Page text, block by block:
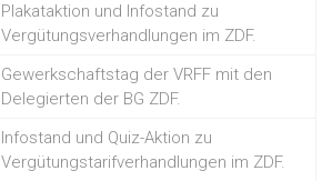
Plakataktion und Infostand zu
Vergütungsverhandlungen im ZDF.
Gewerkschaftstag der VRFF mit den
Delegierten der BG ZDF.
Infostand und Quiz-Aktion zu
Vergütungstarifverhandlungen im ZDF.